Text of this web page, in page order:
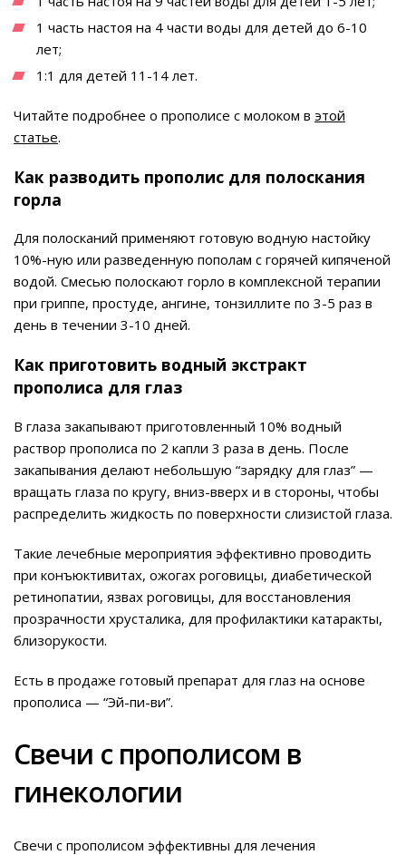
1 часть настоя на 4 части воды для детей до 6-10
лет;
1:1 для детей 11-14 лет.
Читайте подробнее о прополисе с молоком в этой
статье.
Как разводить прополис для полоскания
горла
Для полосканий применяют готовую водную настойку
10%-ную или разведенную пополам с горячей кипяченой
водой. Смесью полоскают горло в комплексной терапии
при гриппе, простуде, ангине, тонзиллите по 3-5 раз в
день в течении 3-10 дней.
Как приготовить водный экстракт
прополиса для глаз
В глаза закапывают приготовленный 10% водный
раствор прополиса по 2 капли 3 раза в день. После
закапывания делают небольшую “зарядку для глаз” —
вращать глаза по кругу, вниз-вверх и в стороны, чтобы
распределить жидкость по поверхности слизистой глаза.
Такие лечебные мероприятия эффективно проводить
при конъюктивитах, ожогах роговицы, диабетической
ретинопатии, язвах роговицы, для восстановления
прозрачности хрусталика, для профилактики катаракты,
близорукости.
Есть в продаже готовый препарат для глаз на основе
прополиса — “Эй-пи-ви”.
Свечи с прополисом в
гинекологии
Свечи с прополисом эффективны для лечения